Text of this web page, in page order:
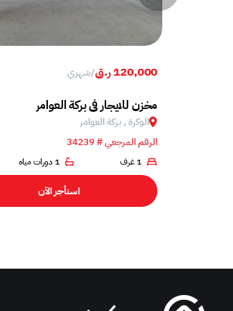
120,000 ر.ق /شهري
مخزن للايجار في بركة العوامر
الوكرة , بركة العوامر‎
الرقم المرجعي # 34239
1 غرف 1 دورات مياه
استأجر الآن